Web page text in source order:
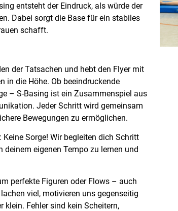
entsteht der Eindruck, als würde der
Dabei sorgt die Base für ein stabiles
schafft.
der Tatsachen und hebt den Flyer mit
in die Höhe. Ob beeindruckende
– S-Basing ist ein Zusammenspiel aus
Jeder Schritt wird gemeinsam
Bewegungen zu ermöglichen.
Sorge! Wir begleiten dich Schritt
eigenen Tempo zu lernen und
perfekte Figuren oder Flows – auch
viel, motivieren uns gegenseitig
klein. Fehler sind kein Scheitern,